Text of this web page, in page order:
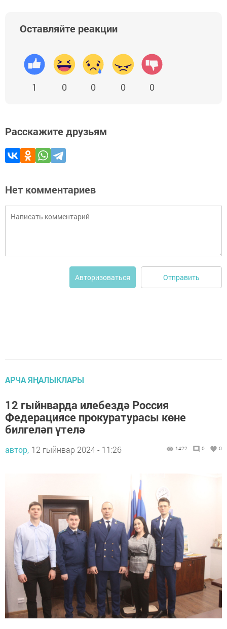
Оставляйте реакции
1 0 0 0 0
Расскажите друзьям
Нет комментариев
Авторизоваться Отправить
АРЧА ЯҢАЛЫКЛАРЫ
12 гыйнварда илебездә Россия
Федерациясе прокуратурасы көне
билгеләп үтелә
автор, 12 гыйнвар 2024 - 11:26 1422 0 0